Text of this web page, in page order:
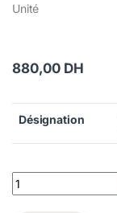
Unité
880,00 DH
Désignation
Pinces-gouges